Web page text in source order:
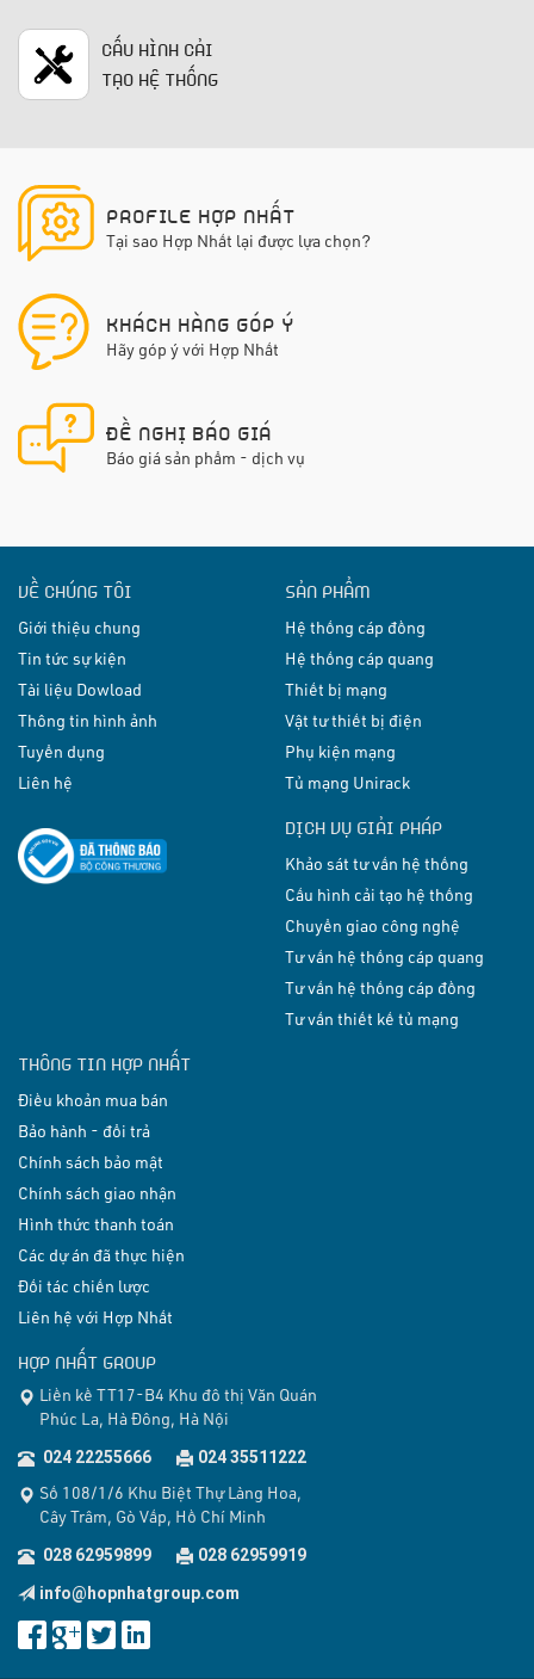
CẤU HÌNH CẢI
TẠO HỆ THỐNG
PROFILE HỢP NHẤT
Tại sao Hợp Nhất lại được lựa chọn?
KHÁCH HÀNG GÓP Ý
Hãy góp ý với Hợp Nhất
ĐỀ NGHỊ BÁO GIÁ
Báo giá sản phẩm - dịch vụ
VỀ CHÚNG TÔI
Giới thiệu chung
Tin tức sự kiện
Tài liệu Dowload
Thông tin hình ảnh
Tuyển dụng
Liên hệ
SẢN PHẨM
Hệ thống cáp đồng
Hệ thống cáp quang
Thiết bị mạng
Vật tư thiết bị điện
Phụ kiện mạng
Tủ mạng Unirack
DỊCH VỤ GIẢI PHÁP
Khảo sát tư vấn hệ thống
Cấu hình cải tạo hệ thống
Chuyển giao công nghệ
Tư vấn hệ thống cáp quang
Tư vấn hệ thống cáp đồng
Tư vấn thiết kế tủ mạng
THÔNG TIN HỢP NHẤT
Điều khoản mua bán
Bảo hành - đổi trả
Chính sách bảo mật
Chính sách giao nhận
Hình thức thanh toán
Các dự án đã thực hiện
Đối tác chiến lược
Liên hệ với Hợp Nhất
HỢP NHẤT GROUP
Liền kề TT17-B4 Khu đô thị Văn Quán
Phúc La, Hà Đông, Hà Nội
024 22255666 024 35511222
Số 108/1/6 Khu Biệt Thự Làng Hoa,
Cây Trâm, Gò Vấp, Hồ Chí Minh
028 62959899
028 62959919
info@hopnhatgroup.com